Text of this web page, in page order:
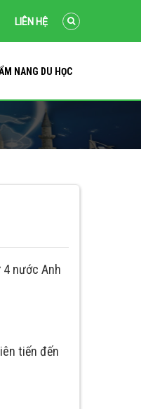
LIÊN HỆ
NANG DU HỌC
nước Anh
tiến đến